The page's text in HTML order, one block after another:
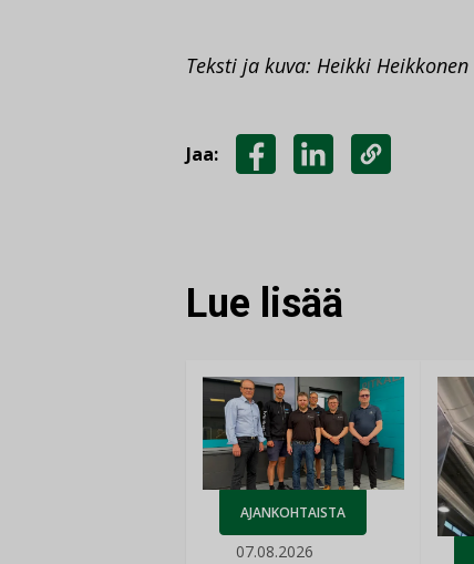
Teksti ja kuva: Heikki Heikkonen
Jaa:
Lue lisää
AJANKOHTAISTA
07.08.2026